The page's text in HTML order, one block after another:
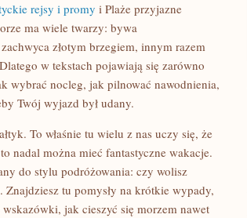
rejsy i promy i Plaże przyjazne
ma wiele twarzy: bywa
złotym brzegiem, innym razem
w tekstach pojawiają się zarówno
wybrać nocleg, jak pilnować nawodnienia,
Twój wyjazd był udany.
To właśnie tu wielu z nas uczy się, że
nadal można mieć fantastyczne wakacje.
do stylu podróżowania: czy wolisz
tu pomysły na krótkie wypady,
jak cieszyć się morzem nawet